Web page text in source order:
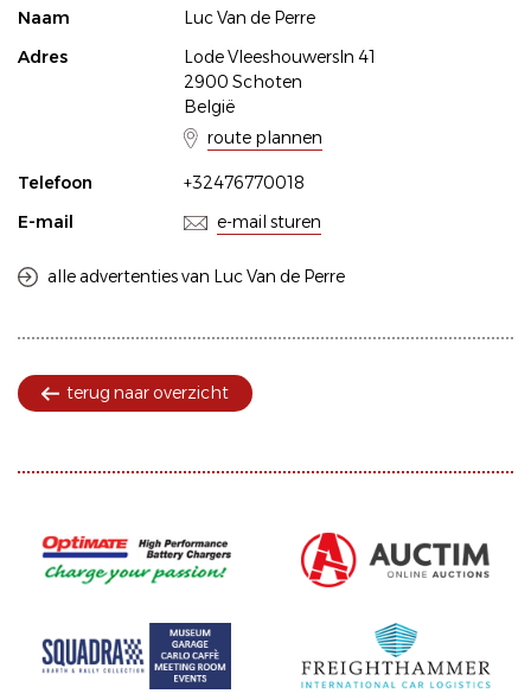
Naam
Luc Van de Perre
Adres
Lode Vleeshouwersln 41
2900 Schoten
België
route plannen
Telefoon
+32476770018
E-mail
e-mail sturen
alle advertenties van Luc Van de Perre
terug naar overzicht